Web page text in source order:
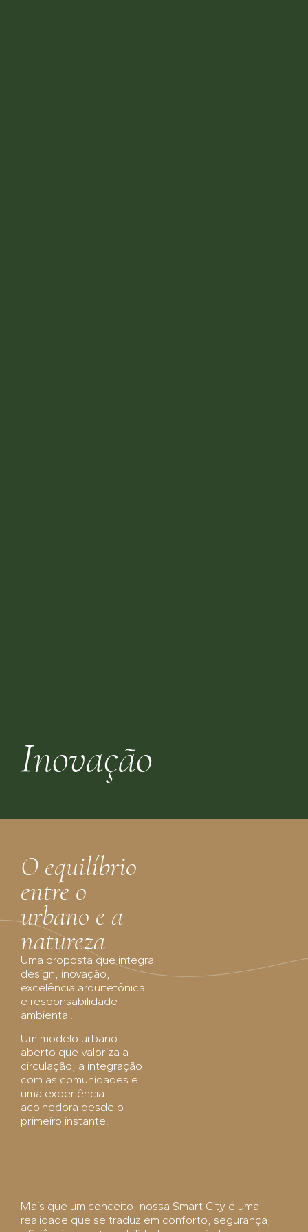
Inovação
O equilíbrio
entre o
urbano e a
natureza
Uma proposta que integra
design, inovação,
excelência arquitetônica
e responsabilidade
ambiental.
Um modelo urbano
aberto que valoriza a
circulação, a integração
com as comunidades e
uma experiência
acolhedora desde o
primeiro instante.
Mais que um conceito, nossa Smart City é uma
realidade que se traduz em conforto, segurança,